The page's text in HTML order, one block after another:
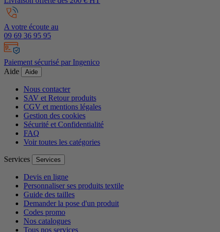
A votre écoute au
09 69 36 95 95
Paiement sécurisé par Ingenico
Aide
Aide
Nous contacter
SAV et Retour produits
CGV et mentions légales
Gestion des cookies
Sécurité et Confidentialité
FAQ
Voir toutes les catégories
Services Services
Devis en ligne
Personnaliser ses produits textile
Guide des tailles
Demander la pose d'un produit
Codes promo
Nos catalogues
Tous nos services